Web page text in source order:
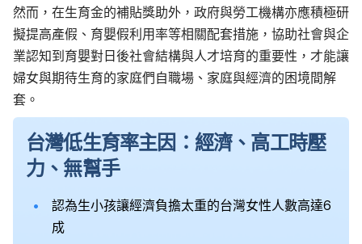
然而，在生育金的補貼獎助外，政府與勞工機構亦應積極研
擬提高產假、育嬰假利用率等相關配套措施，協助社會與企
業認知到育嬰對日後社會結構與人才培育的重要性，才能讓
婦女與期待生育的家庭們自職場、家庭與經濟的困境間解
套。
台灣低生育率主因：經濟、高工時壓
力、無幫手
認為生小孩讓經濟負擔太重的台灣女性人數高達6
成